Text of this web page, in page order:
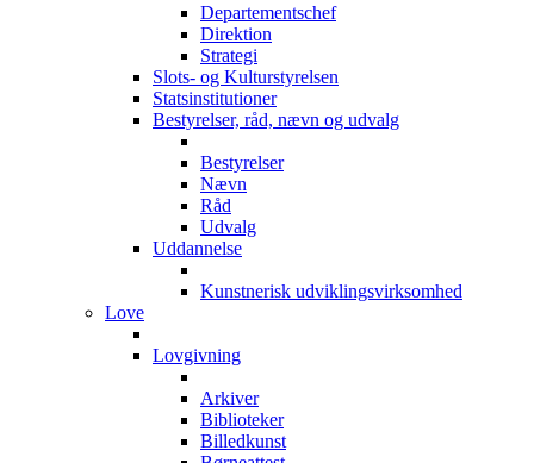
Departementschef
Direktion
Strategi
Slots- og Kulturstyrelsen
Statsinstitutioner
Bestyrelser, råd, nævn og udvalg
Bestyrelser
Nævn
Råd
Udvalg
Uddannelse
Kunstnerisk udviklingsvirksomhed
Love
Lovgivning
Arkiver
Biblioteker
Billedkunst